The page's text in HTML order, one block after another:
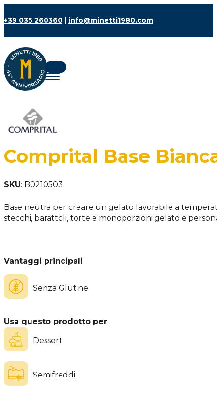
+39 035 260360 | info@minetti1980.com
Comprital Base
SKU: B0210503
Base neutra per creare un gelato lavorabile a
stecchi, barattoli, torte e monoporzioni gelato e
Vantaggi principali
Senza Glutine
Usa questo prodotto per
Dessert
Semifreddi